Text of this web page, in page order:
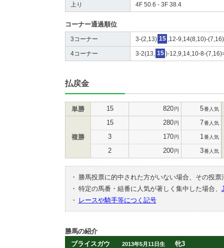
上り 4F 50.6 - 3F 38.4
コーナー通過順位
3コーナー 3-(2,13) 15 ,12-9,14(8,10)-
4コーナー 3-2(13, 15 )-12,9,14,10-8-
払戻金
単勝 15 820円 5番人気
複勝
15 280円 7番人気
3 170円 1 番人気
2 200円 3番人気
・
勝馬投票に的中された方がいない場合、その投
・ 特定の馬番・組番に人気が著しく集中した場合、
・
レースや騎手等につく記号
勝馬の紹介
ブライスガウ
2013年5月11日生 牝3